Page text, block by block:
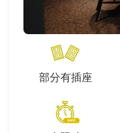
部分有插座